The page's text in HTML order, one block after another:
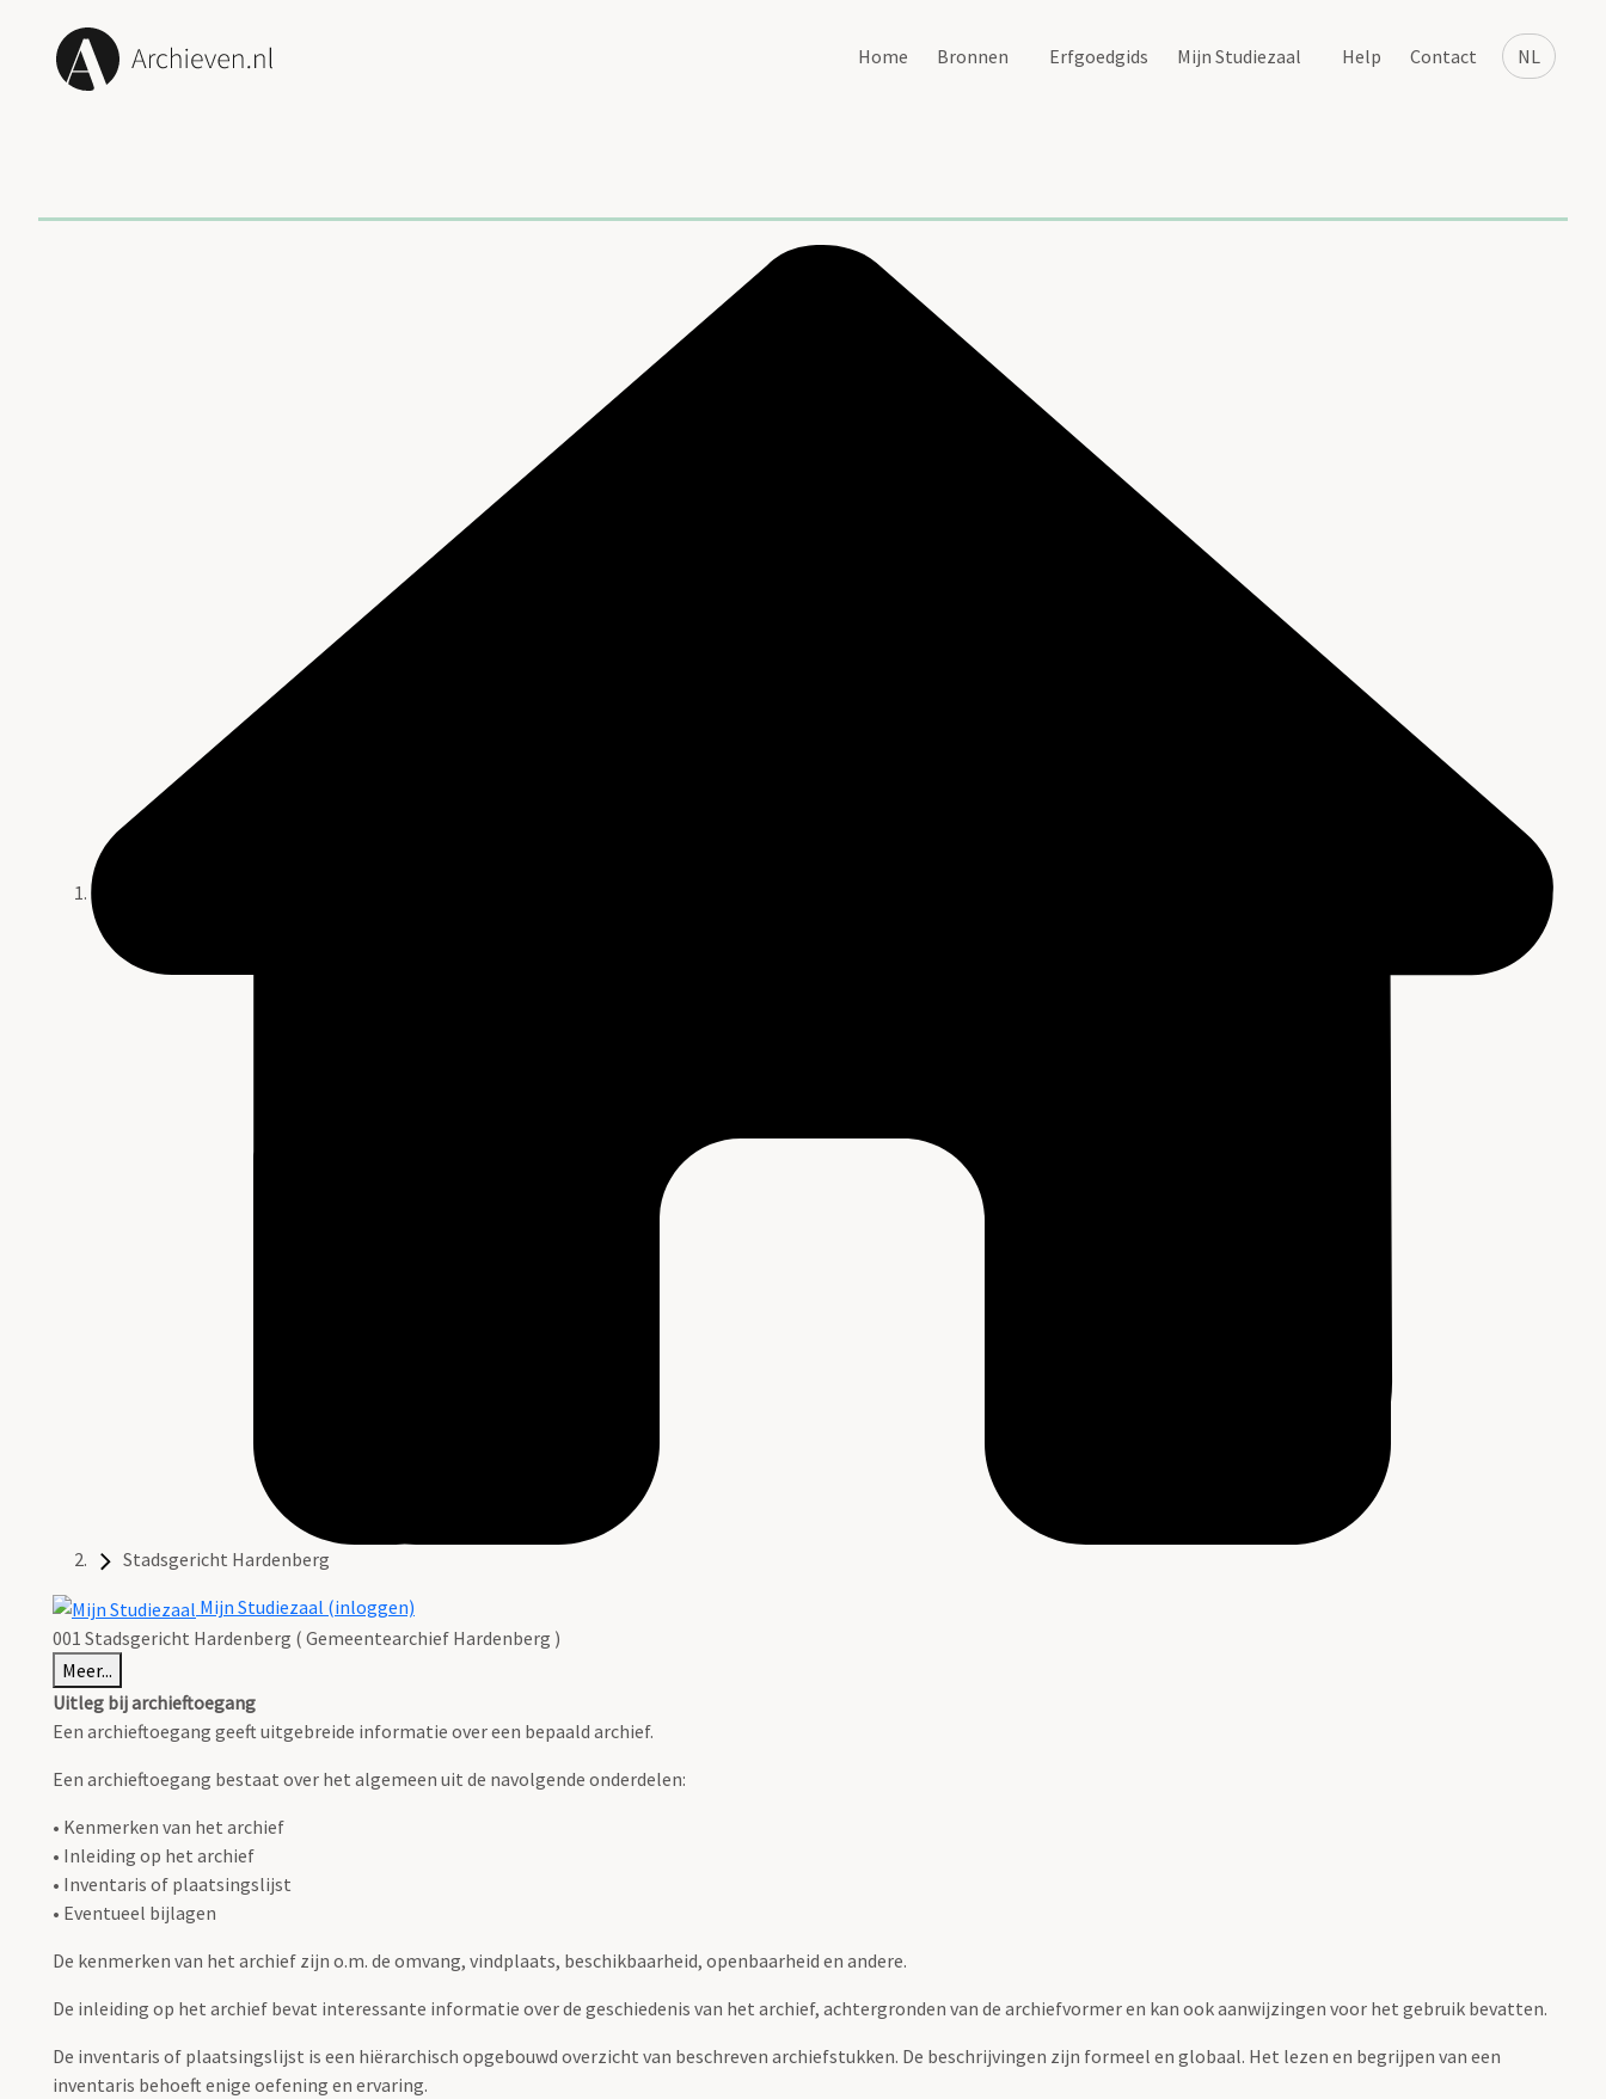
NL
Home Bronnen Erfgoedgids Mijn Studiezaal Help Contact
Stadsgericht Hardenberg
Mijn Studiezaal (inloggen)
001 Stadsgericht Hardenberg ( Gemeentearchief Hardenberg )
Meer...
Uitleg bij archieftoegang
Een archieftoegang geeft uitgebreide informatie over een bepaald archief.
Een archieftoegang bestaat over het algemeen uit de navolgende onderdelen:
• Kenmerken van het archief
• Inleiding op het archief
• Inventaris of plaatsingslijst
• Eventueel bijlagen
De kenmerken van het archief zijn o.m. de omvang, vindplaats, beschikbaarheid, openbaarheid en andere.
De inleiding op het archief bevat interessante informatie over de geschiedenis van het archief, achtergronden van de archiefvormer en kan ook aanwijzingen voor het gebruik bevatten.
De inventaris of plaatsingslijst is een hiërarchisch opgebouwd overzicht van beschreven archiefstukken. De beschrijvingen zijn formeel en globaal. Het lezen en begrijpen van een
inventaris behoeft enige oefening en ervaring.